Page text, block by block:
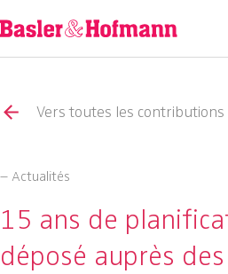
Vers toutes les contributions
– Actualités
15 ans de
déposé auprès